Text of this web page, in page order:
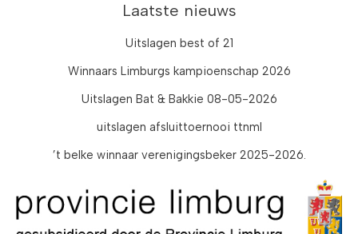
Laatste nieuws
Uitslagen best of 21
Winnaars Limburgs kampioenschap 2026
Uitslagen Bat & Bakkie 08-05-2026
uitslagen afsluittoernooi ttnml
’t belke winnaar verenigingsbeker 2025-2026.